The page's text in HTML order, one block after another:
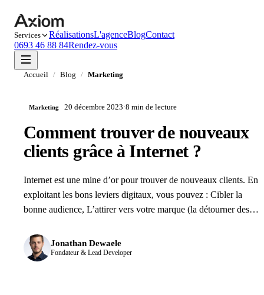
Services RéalisationsL'agenceBlogContact
0693 46 88 84Rendez-vous
Accueil / Blog / Marketing
Marketing 20 décembre 2023·8 min de lecture
Comment trouver de nouveaux
clients grâce à Internet ?
Internet est une mine d’or pour trouver de nouveaux clients. En
exploitant les bons leviers digitaux, vous pouvez : Cibler la
bonne audience, L’attirer vers votre marque (la détourner des…
Jonathan Dewaele
Fondateur & Lead Developer